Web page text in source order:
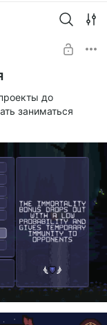
до
заниматься